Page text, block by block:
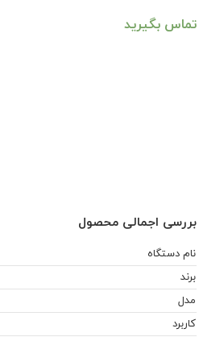
تماس بگیرید
بررسی اجمالی محصول
نام دستگاه
برند
مدل
کاربرد